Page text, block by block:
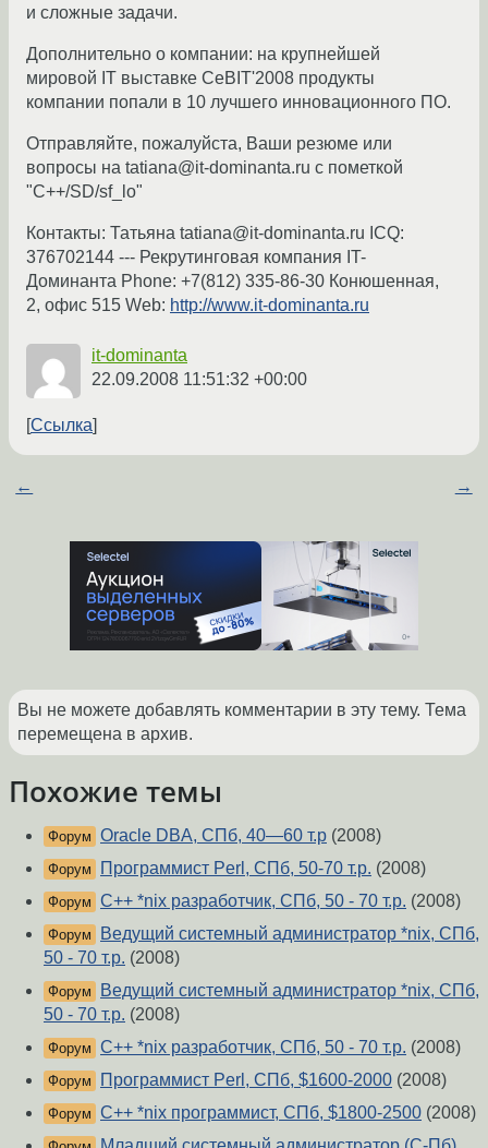
и сложные задачи.
Дополнительно о компании: на крупнейшей
мировой IT выставке CeBIT'2008 продукты
компании попали в 10 лучшего инновационного ПО.
Отправляйте, пожалуйста, Ваши резюме или
вопросы на tatiana@it-dominanta.ru с пометкой
"С++/SD/sf_lo"
Контакты: Татьяна tatiana@it-dominanta.ru ICQ:
376702144 --- Рекрутинговая компания IT-
Доминанта Phone: +7(812) 335-86-30 Конюшенная,
2, офис 515 Web: http://www.it-dominanta.ru
it-dominanta
22.09.2008 11:51:32 +00:00
Ссылка
← →
Вы не можете добавлять комментарии в эту тему. Тема
перемещена в архив.
Похожие темы
Форум Oracle DBA, СПб, 40—60 т.р (2008)
Форум Программист Perl, СПб, 50-70 т.р. (2008)
Форум С++ *nix разработчик, СПб, 50 - 70 т.р. (2008)
Форум
Ведущий системный администратор *nix, СПб,
50 - 70 т.р. (2008)
Форум
Ведущий системный администратор *nix, СПб,
50 - 70 т.р. (2008)
Форум С++ *nix разработчик, СПб, 50 - 70 т.р. (2008)
Форум Программист Perl, СПб, $1600-2000 (2008)
Форум С++ *nix программист, СПб, $1800-2500 (2008)